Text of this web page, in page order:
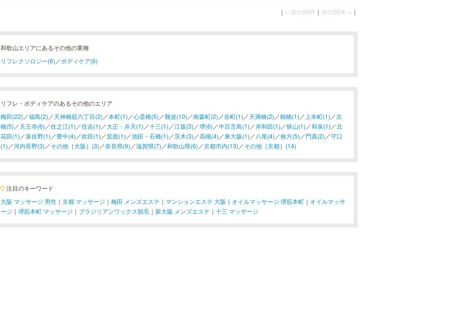
｜ ←前の50件 ｜ 次の50件→ ｜
和歌山エリアにあるその他の業種
リフレクソロジー(6) ／ボディケア(6)
リフレ・ボディケアのあるその他のエリア
梅田(22) ／福島(2) ／天神橋筋六丁目(2) ／本町(1) ／心斎橋(5) ／難波(10) ／南森町(2) ／谷町(1) ／天満橋(2) ／鶴橋(1) ／ 上本町(1) ／京
橋(5) ／天王寺(6) ／住之江(1) ／住吉(1) ／大正・弁天(1) ／十三(1) ／江坂(3) ／堺(6) ／中百舌鳥(1) ／ 岸和田(1) ／狭山(1) ／和泉(1) ／北
花田(1) ／泉佐野(1) ／豊中(4) ／吹田(1) ／箕面(1) ／池田・石橋(1) ／茨木(3) ／高槻(4) ／東大阪(1) ／ 八尾(4) ／枚方(5) ／門真(2) ／守口
(1) ／河内長野(3) ／その他［大阪］(3) ／奈良県(9) ／滋賀県(7) ／和歌山県(6) ／京都市内(13) ／その他［京都］(14)
注目のキーワード
大阪 マッサージ 男性 ｜ 京都 マッサージ ｜ 梅田 メンズエステ ｜ マンションエステ 大阪 ｜ オイルマッサージ 堺筋本町 ｜ オイルマッサ
ージ ｜ 堺筋本町 マッサージ ｜ ブラジリアンワックス脱毛 ｜ 新大阪 メンズエステ ｜ 十三 マッサージ